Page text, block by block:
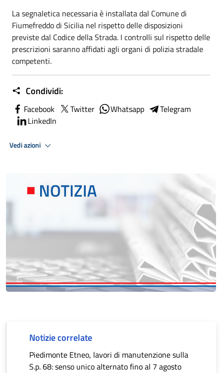
La segnaletica necessaria è installata dal Comune di
Fiumefreddo di Sicilia nel rispetto delle disposizioni
previste dal Codice della Strada. I controlli sul rispetto delle
prescrizioni saranno affidati agli organi di polizia stradale
competenti.
Condividi:
Facebook Twitter Whatsapp
Telegram
LinkedIn
Vedi azioni
Notizie correlate
Piedimonte Etneo, lavori di manutenzione sulla
S.p. 68: senso unico alternato fino al 7 agosto